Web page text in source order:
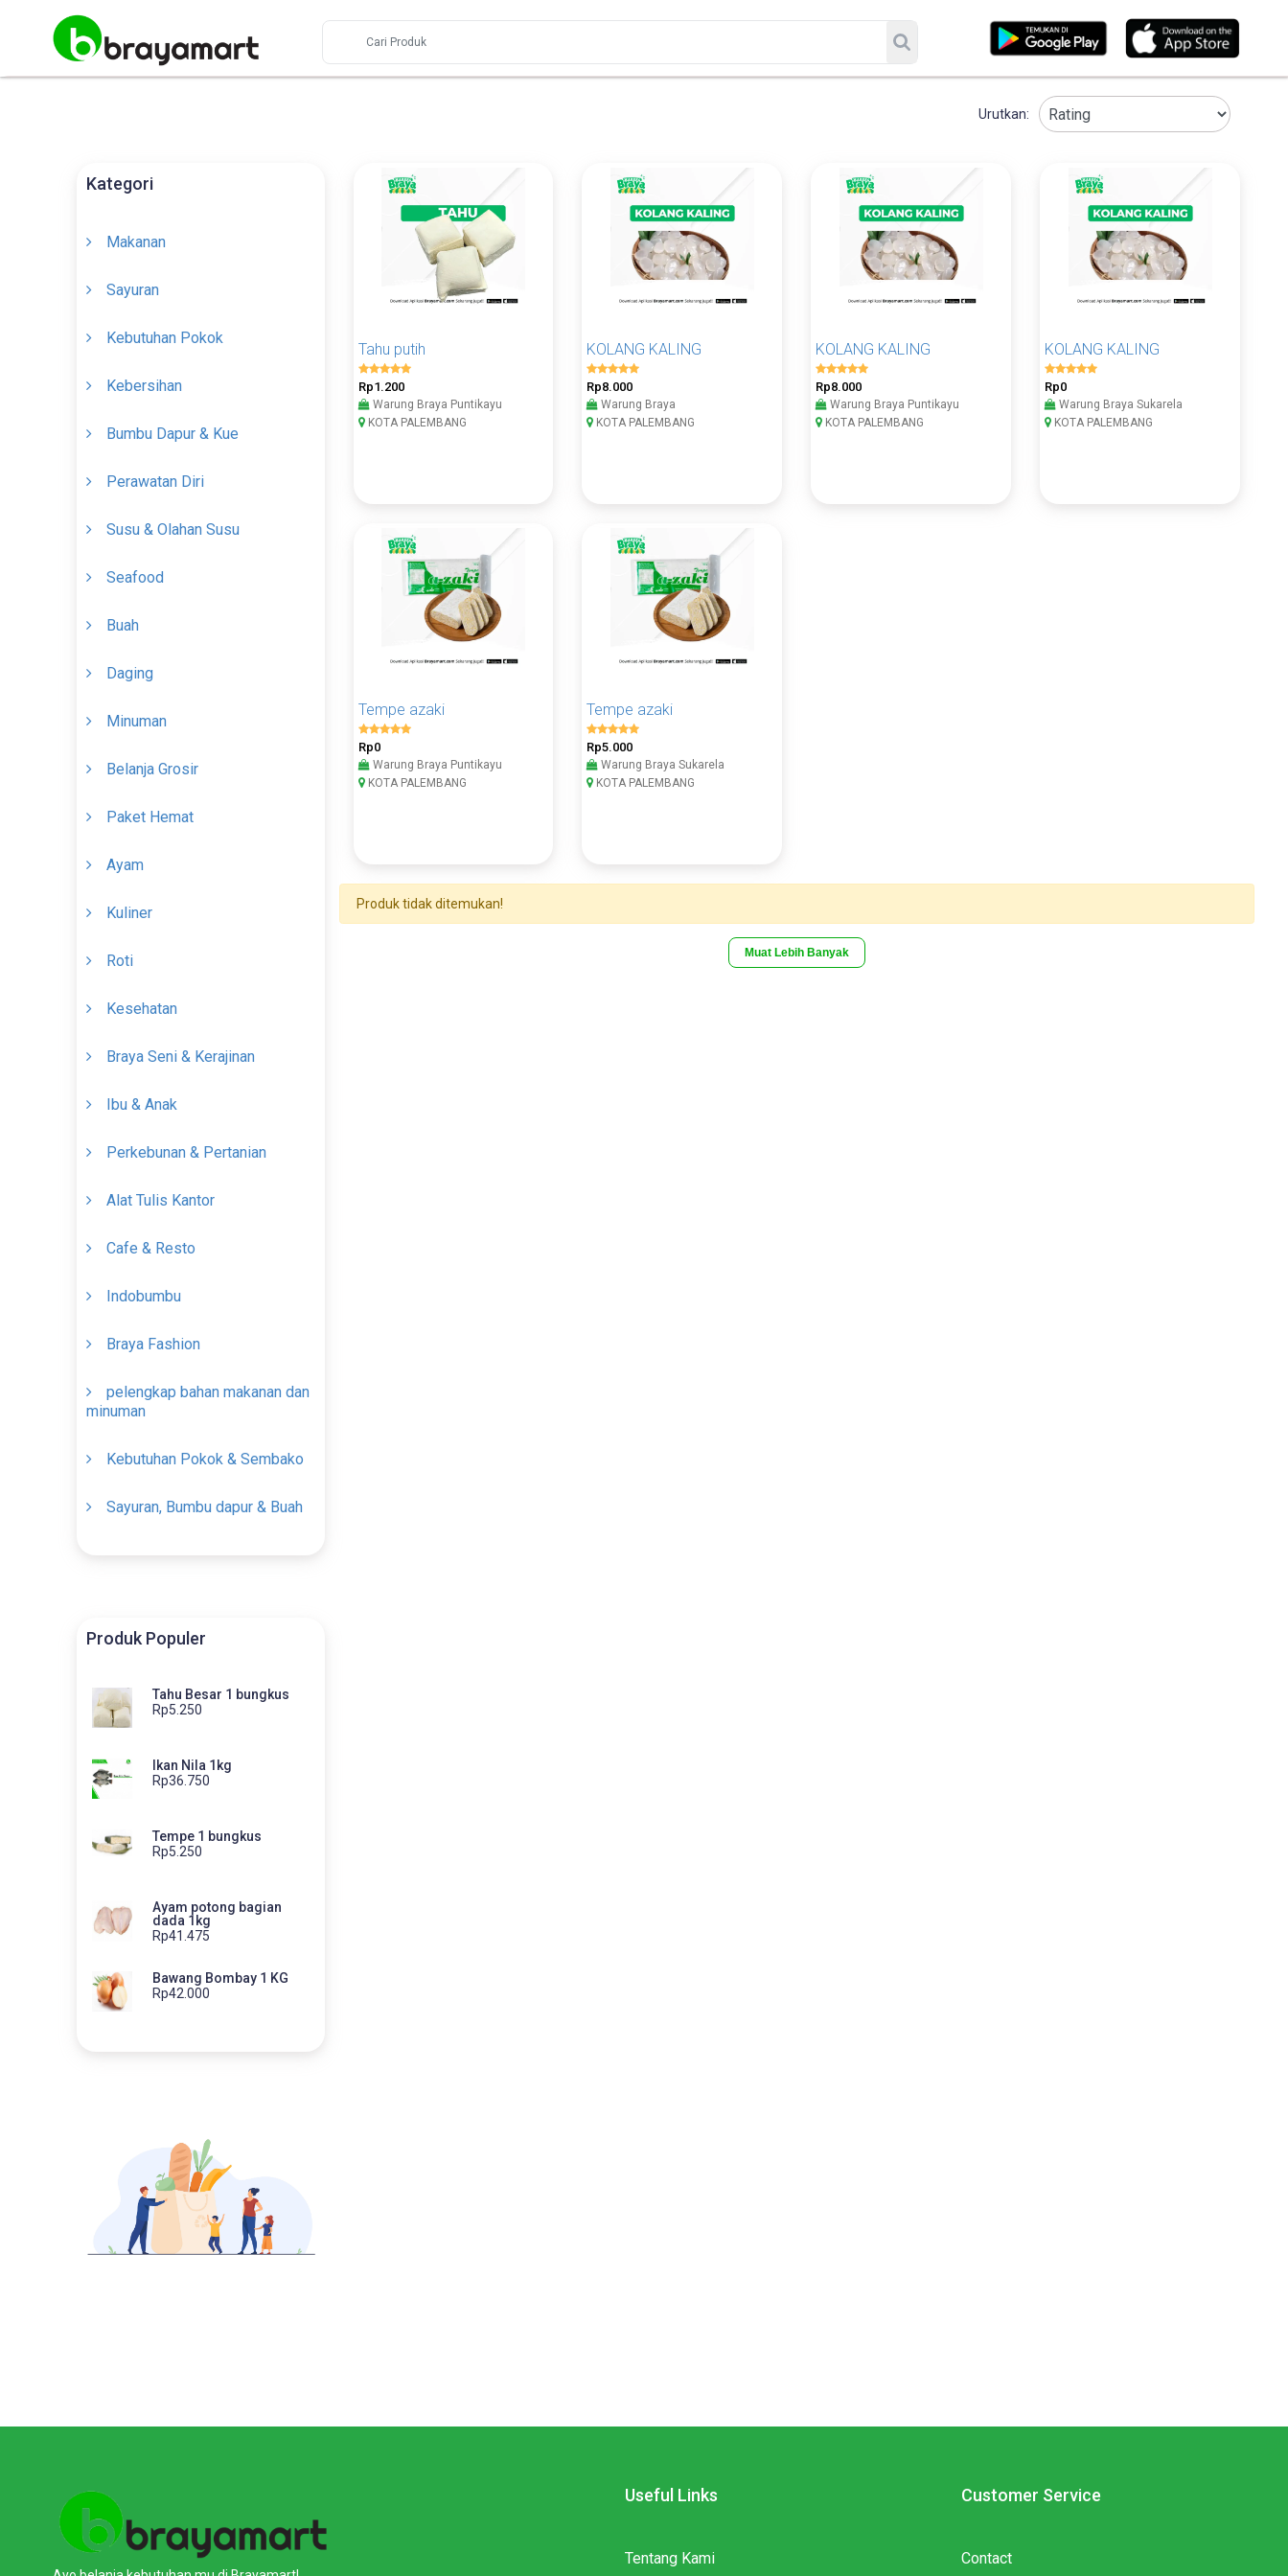
Urutkan:
Kategori
Makanan
Sayuran
Kebutuhan Pokok
Kebersihan
Bumbu Dapur & Kue
Perawatan Diri
Susu & Olahan Susu
Seafood
Buah
Daging
Minuman
Belanja Grosir
Paket Hemat
Ayam
Kuliner
Roti
Kesehatan
Braya Seni & Kerajinan
Ibu & Anak
Perkebunan & Pertanian
Alat Tulis Kantor
Cafe & Resto
Indobumbu
Braya Fashion
pelengkap bahan makanan dan
minuman
Kebutuhan Pokok & Sembako
Sayuran, Bumbu dapur & Buah
Produk Populer
Tahu Besar 1 bungkus
Rp5.250
Ikan Nila 1kg
Rp36.750
Tempe 1 bungkus
Rp5.250
Ayam potong bagian
dada 1kg
Rp41.475
Bawang Bombay 1 KG
Rp42.000
Tahu putih
Rp1.200
Warung Braya Puntikayu
KOTA PALEMBANG
KOLANG KALING
Rp8.000
Warung Braya
KOTA PALEMBANG
KOLANG KALING
Rp8.000
Warung Braya Puntikayu
KOTA PALEMBANG
KOLANG KALING
Rp0
Warung Braya Sukarela
KOTA PALEMBANG
Tempe azaki
Rp0
Warung Braya Puntikayu
KOTA PALEMBANG
Tempe azaki
Rp5.000
Warung Braya Sukarela
KOTA PALEMBANG
Produk tidak ditemukan!
Muat Lebih Banyak
Useful Links
Tentang Kami
Customer Service
Contact